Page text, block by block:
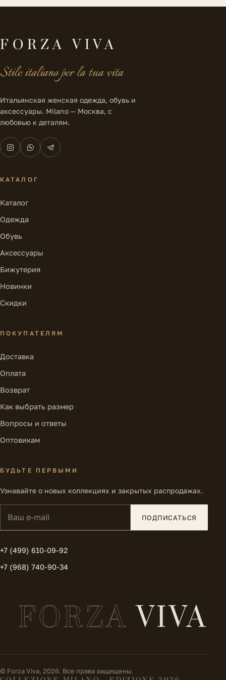
FORZA VIVA
Stile italiano per la tua vita
Итальянская женская одежда, обувь и
аксессуары. Milano — Москва, с
любовью к деталям.
КАТАЛОГ
Каталог
Одежда
Обувь
Аксессуары
Бижутерия
Новинки
Скидки
ПОКУПАТЕЛЯМ
Доставка
Оплата
Возврат
Как выбрать размер
Вопросы и ответы
Оптовикам
БУДЬТЕ ПЕРВЫМИ
Узнавайте о новых коллекциях и закрытых распродажах.
ПОДПИСАТЬСЯ
+7 (499) 610-09-92
+7 (968) 740-90-34
FORZAVIVA
© Forza Viva, 2026. Все права защищены.